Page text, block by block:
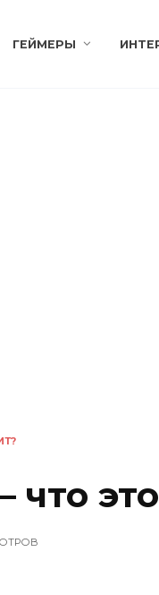
ГЕЙМЕРЫ